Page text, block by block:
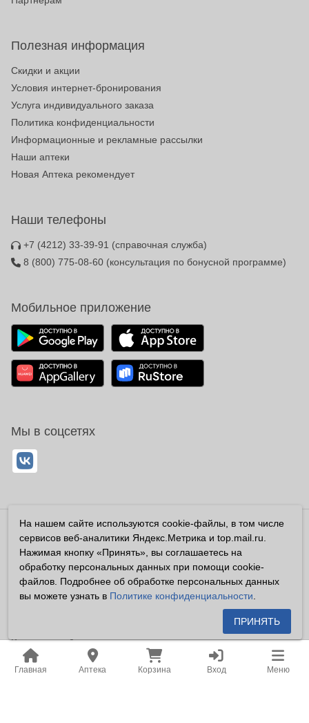
Главная Аптека Корзина Вход Меню
Полезная информация
Скидки и акции
Условия интернет-бронирования
Услуга индивидуального заказа
Политика конфиденциальности
Информационные и рекламные рассылки
Наши аптеки
Новая Аптека рекомендует
Наши телефоны
+7 (4212) 33-39-91 (справочная служба)
8 (800) 775-08-60 (консультация по бонусной программе)
Мобильное приложение
Мы в соцсетях
Владелец сайта ООО «Суперфарма» ОГРН 1032700302194
Все права защищены ©2026
Информация, размещенная на данном сайте имеет
справочный характер, и не должна восприниматься
посетителями сайта как публичная оферта, предусмотренная
Владелец сайта устанавливает запрет на цитирование,
копирование и размещение информации, размещенной на
настоящем сайте newapteka.ru, включая информацию о
На нашем сайте используются cookie-файлы, в том числе
сервисов веб-аналитики Яндекс.Метрика и top.mail.ru.
Нажимая кнопку «Принять», вы соглашаетесь на
обработку персональных данных при помощи cookie-
файлов. Подробнее об обработке персональных данных
вы можете узнать в Политике конфиденциальности
ПРИНЯТЬ